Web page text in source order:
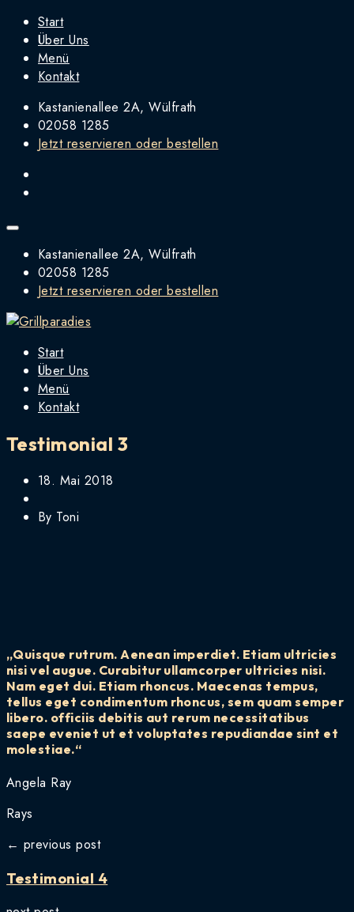
Start
Über Uns
Menü
Kontakt
Kastanienallee 2A, Wülfrath
02058 1285
Jetzt reservieren oder bestellen
Kastanienallee 2A, Wülfrath
02058 1285
Jetzt reservieren oder bestellen
Start
Über Uns
Menü
Kontakt
Testimonial 3
18. Mai 2018
By Toni
„Quisque rutrum. Aenean imperdiet. Etiam ultricies
nisi vel augue. Curabitur ullamcorper ultricies nisi.
Nam eget dui. Etiam rhoncus. Maecenas tempus,
tellus eget condimentum rhoncus, sem quam semper
libero. officiis debitis aut rerum necessitatibus
saepe eveniet ut et voluptates repudiandae sint et
molestiae.“
Angela Ray
Rays
← previous post
Testimonial 4